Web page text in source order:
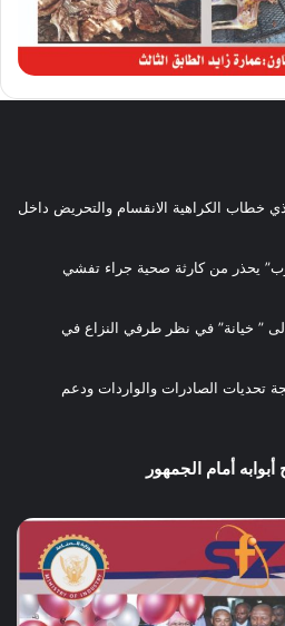
خطاب الكراهية الانقسام والتحريض داخل
يحذر من كارثة صحية جراء تفشي
” خيانة” في نظر طرفي النزاع في
تحديات الصادرات والواردات ودعم
أمام الجمهور